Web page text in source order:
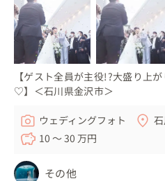
【ゲスト全員が主役!?大盛り上
♡】＜石川県金沢市＞
ウェディングフォト
10 〜 30 万円
その他